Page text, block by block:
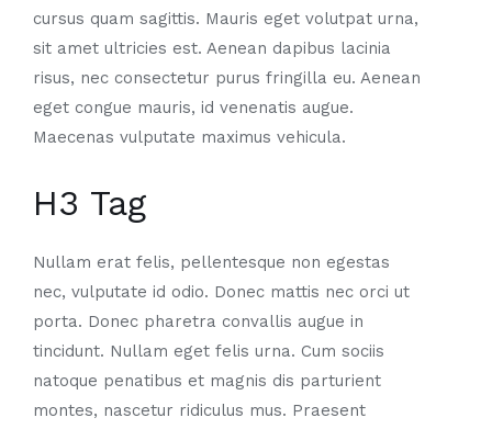
cursus quam sagittis. Mauris eget volutpat urna,
sit amet ultricies est. Aenean dapibus lacinia
risus, nec consectetur purus fringilla eu. Aenean
eget congue mauris, id venenatis augue.
Maecenas vulputate maximus vehicula.
H3 Tag
Nullam erat felis, pellentesque non egestas
nec, vulputate id odio. Donec mattis nec orci ut
porta. Donec pharetra convallis augue in
tincidunt. Nullam eget felis urna. Cum sociis
natoque penatibus et magnis dis parturient
montes, nascetur ridiculus mus. Praesent